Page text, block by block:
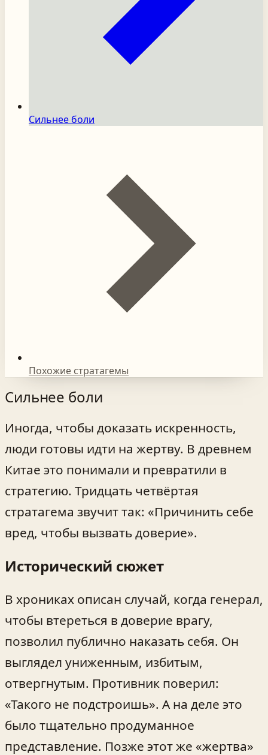
Сильнее боли
Похожие стратагемы
Сильнее боли
Иногда, чтобы доказать искренность,
люди готовы идти на жертву. В древнем
Китае это понимали и превратили в
стратегию. Тридцать четвёртая
стратагема звучит так: «Причинить себе
вред, чтобы вызвать доверие».
Исторический сюжет
В хрониках описан случай, когда генерал,
чтобы втереться в доверие врагу,
позволил публично наказать себя. Он
выглядел униженным, избитым,
отвергнутым. Противник поверил:
«Такого не подстроишь». А на деле это
было тщательно продуманное
представление. Позже этот же «жертва»